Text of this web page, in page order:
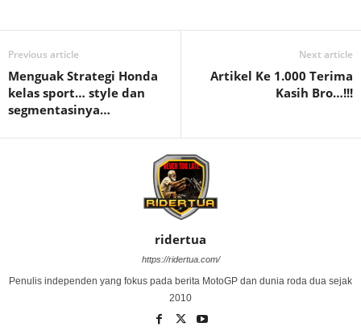
Previous article
Menguak Strategi Honda
kelas sport… style dan
segmentasinya…
Next article
Artikel Ke 1.000 Terima
Kasih Bro…!!!
ridertua
https://ridertua.com/
Penulis independen yang fokus pada berita MotoGP dan dunia roda dua sejak
2010